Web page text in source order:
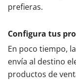
prefieras.
Configura tus
En poco tiempo,
envía al destino
productos de